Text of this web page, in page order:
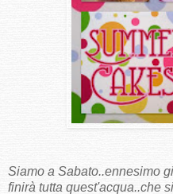
Siamo a Sabato..ennesimo
finirà tutta quest'acqua..che